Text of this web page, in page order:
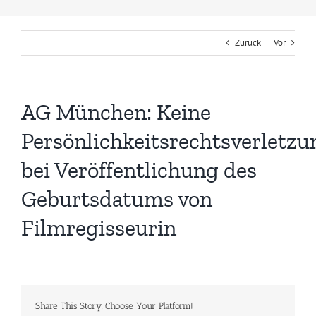
Zurück Vor
AG München: Keine
bei Veröffentlichung des
Geburtsdatums von
Filmregisseurin
Share This Story, Choose Your Platform!